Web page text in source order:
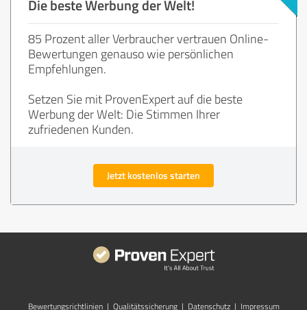
Die beste Werbung der Welt!
85 Prozent aller Verbraucher vertrauen Online-
Bewertungen genauso wie persönlichen
Empfehlungen.
Setzen Sie mit ProvenExpert auf die beste
Werbung der Welt: Die Stimmen Ihrer
zufriedenen Kunden.
Jetzt kostenlos starten
Bewertungs­richtlinien | Qualitätssicherung | Datenschutz | Impressum